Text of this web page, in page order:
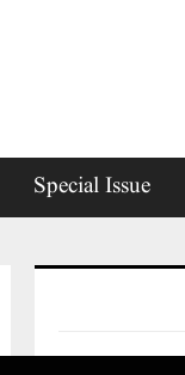
Special Issue